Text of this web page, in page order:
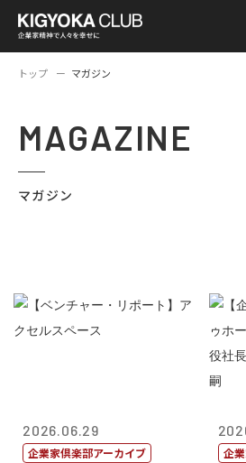
トップ マガジン
MAGAZINE
マガジン
2026.06.29
企業家倶楽部アーカイブ 企